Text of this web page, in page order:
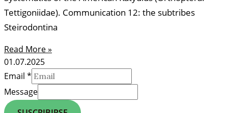
Tettigoniidae). Communication 12: the subtribes
Steirodontina
Read More »
01.07.2025
Email *
Message